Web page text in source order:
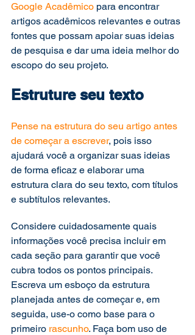
Google Acadêmico para encontrar
artigos acadêmicos relevantes e outras
fontes que possam apoiar suas ideias
de pesquisa e dar uma ideia melhor do
escopo do seu projeto.
Estruture seu texto
Pense na estrutura do seu artigo antes
de começar a escrever, pois isso
ajudará você a organizar suas ideias
de forma eficaz e elaborar uma
estrutura clara do seu texto, com títulos
e subtítulos relevantes.
Considere cuidadosamente quais
informações você precisa incluir em
cada seção para garantir que você
cubra todos os pontos principais.
Escreva um esboço da estrutura
planejada antes de começar e, em
seguida, use-o como base para o
primeiro rascunho. Faça bom uso de